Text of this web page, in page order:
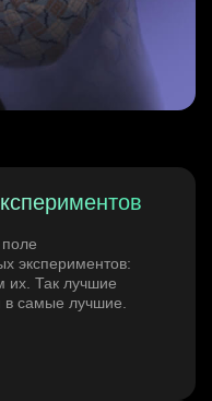
экспериментов:
их. Так лучшие
самые лучшие.